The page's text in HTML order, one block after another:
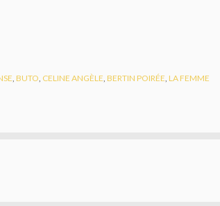
,BUTO, CELINE ANGÈLE,BERTIN POIRÉE,LA FEMME